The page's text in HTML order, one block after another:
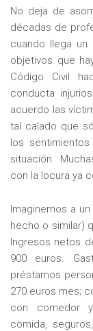
No deja de
décadas de
cuando llega un
objetivos que
Código Civil
conducta
acuerdo las
tal calado que
los
situación.
con la locura ya
Imaginemos a
hecho o similar)
Ingresos netos
900 euros.
préstamos
270 euros mes;
con comedor y
comida,